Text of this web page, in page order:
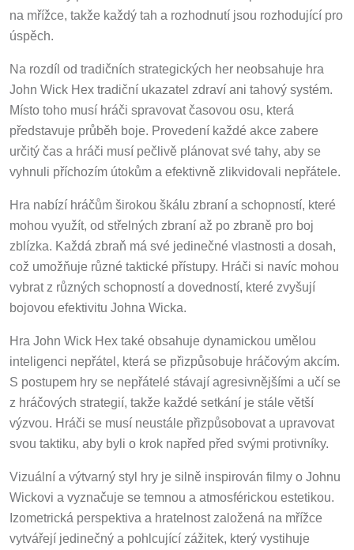
na mřížce, takže každý tah a rozhodnutí jsou rozhodující pro
úspěch.
Na rozdíl od tradičních strategických her neobsahuje hra
John Wick Hex tradiční ukazatel zdraví ani tahový systém.
Místo toho musí hráči spravovat časovou osu, která
představuje průběh boje. Provedení každé akce zabere
určitý čas a hráči musí pečlivě plánovat své tahy, aby se
vyhnuli příchozím útokům a efektivně zlikvidovali nepřátele.
Hra nabízí hráčům širokou škálu zbraní a schopností, které
mohou využít, od střelných zbraní až po zbraně pro boj
zblízka. Každá zbraň má své jedinečné vlastnosti a dosah,
což umožňuje různé taktické přístupy. Hráči si navíc mohou
vybrat z různých schopností a dovedností, které zvyšují
bojovou efektivitu Johna Wicka.
Hra John Wick Hex také obsahuje dynamickou umělou
inteligenci nepřátel, která se přizpůsobuje hráčovým akcím.
S postupem hry se nepřátelé stávají agresivnějšími a učí se
z hráčových strategií, takže každé setkání je stále větší
výzvou. Hráči se musí neustále přizpůsobovat a upravovat
svou taktiku, aby byli o krok napřed před svými protivníky.
Vizuální a výtvarný styl hry je silně inspirován filmy o Johnu
Wickovi a vyznačuje se temnou a atmosférickou estetikou.
Izometrická perspektiva a hratelnost založená na mřížce
vytvářejí jedinečný a pohlcující zážitek, který vystihuje